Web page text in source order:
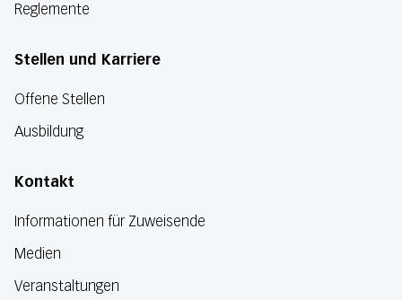
Reglemente
Stellen und Karriere
Offene Stellen
Ausbildung
Kontakt
Informationen für Zuweisende
Medien
Veranstaltungen